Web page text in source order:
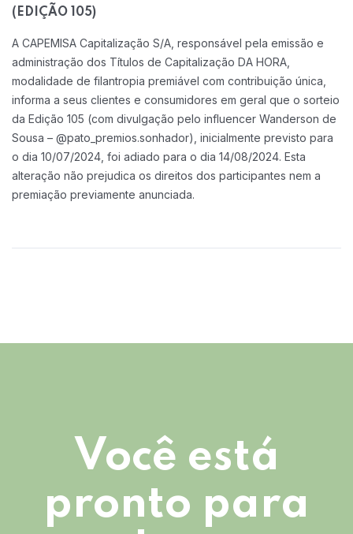
(EDIÇÃO 105)
A CAPEMISA Capitalização S/A, responsável pela emissão e
administração dos Títulos de Capitalização DA HORA,
modalidade de filantropia premiável com contribuição única,
informa a seus clientes e consumidores em geral que o sorteio
da Edição 105 (com divulgação pelo influencer Wanderson de
Sousa – @pato_premios.sonhador), inicialmente previsto para
o dia 10/07/2024, foi adiado para o dia 14/08/2024. Esta
alteração não prejudica os direitos dos participantes nem a
premiação previamente anunciada.
Você está
pronto para